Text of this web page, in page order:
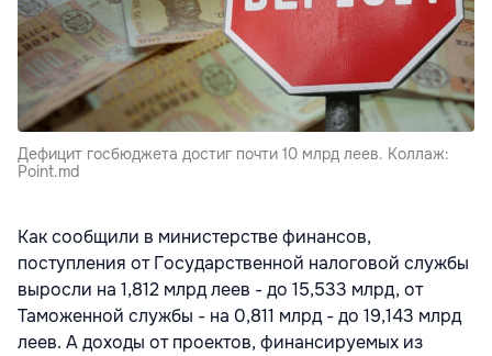
Дефицит госбюджета достиг почти 10 млрд леев. Коллаж:
Point.md
Как сообщили в министерстве финансов,
поступления от Государственной налоговой службы
выросли на 1,812 млрд леев - до 15,533 млрд, от
Таможенной службы - на 0,811 млрд - до 19,143 млрд
леев. А доходы от проектов, финансируемых из